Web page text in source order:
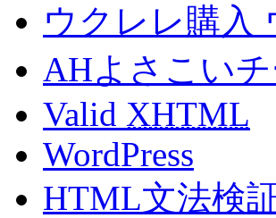
ウクレレ購入
AHよさこい
Valid XHTML
WordPress
HTML文法検